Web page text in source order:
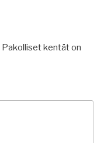
Pakolliset kentät on